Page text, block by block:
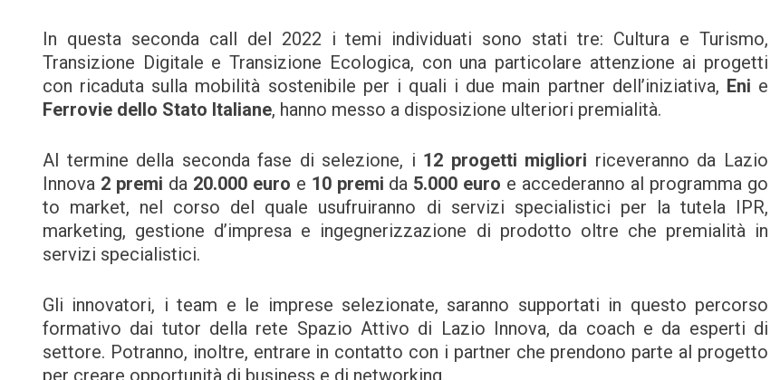
In questa seconda call del 2022 i temi individuati sono stati tre: Cultura e Turismo,
Transizione Digitale e Transizione Ecologica, con una particolare attenzione ai progetti
con ricaduta sulla mobilità sostenibile per i quali i due main partner dell’iniziativa, Eni e
Ferrovie dello Stato Italiane, hanno messo a disposizione ulteriori premialità.
Al termine della seconda fase di selezione, i 12 progetti migliori riceveranno da Lazio
Innova 2 premi da 20.000 euro e 10 premi da 5.000 euro e accederanno al programma go
to market, nel corso del quale usufruiranno di servizi specialistici per la tutela IPR,
marketing, gestione d’impresa e ingegnerizzazione di prodotto oltre che premialità in
servizi specialistici.
Gli innovatori, i team e le imprese selezionate, saranno supportati in questo percorso
formativo dai tutor della rete Spazio Attivo di Lazio Innova, da coach e da esperti di
settore. Potranno, inoltre, entrare in contatto con i partner che prendono parte al progetto
per creare opportunità di business e di networking.